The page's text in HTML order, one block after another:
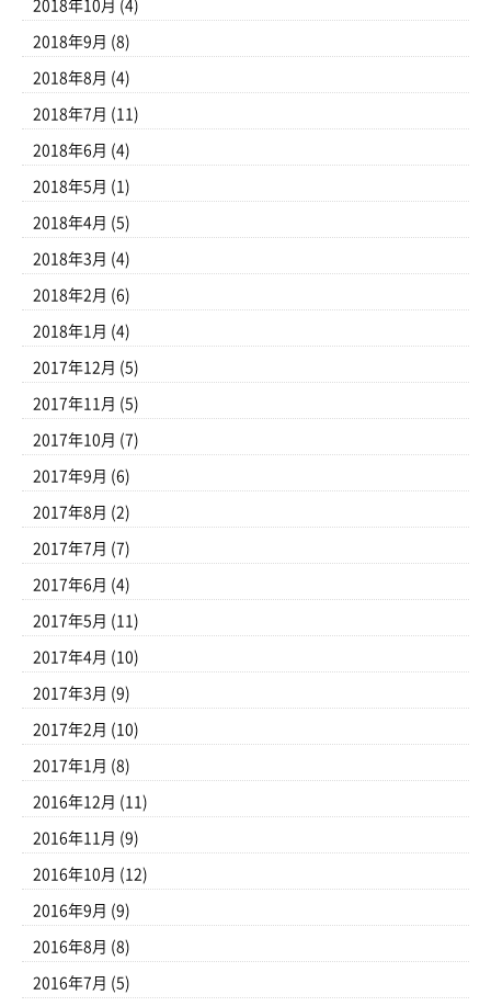
2018年10月 (4)
2018年9月 (8)
2018年8月 (4)
2018年7月 (11)
2018年6月 (4)
2018年5月 (1)
2018年4月 (5)
2018年3月 (4)
2018年2月 (6)
2018年1月 (4)
2017年12月 (5)
2017年11月 (5)
2017年10月 (7)
2017年9月 (6)
2017年8月 (2)
2017年7月 (7)
2017年6月 (4)
2017年5月 (11)
2017年4月 (10)
2017年3月 (9)
2017年2月 (10)
2017年1月 (8)
2016年12月 (11)
2016年11月 (9)
2016年10月 (12)
2016年9月 (9)
2016年8月 (8)
2016年7月 (5)